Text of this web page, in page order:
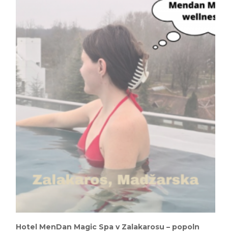
Hotel MenDan Magic Spa v Zalakarosu – popoln